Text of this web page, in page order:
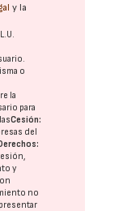
y la
o
la
para
Cesión:
del
y
no